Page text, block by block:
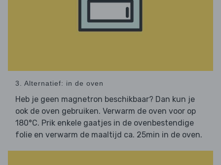
3. Alternatief: in de oven
Heb je geen magnetron beschikbaar? Dan kun je
ook de oven gebruiken. Verwarm de oven voor op
180°C. Prik enkele gaatjes in de ovenbestendige
folie en verwarm de maaltijd ca. 25min in de oven.